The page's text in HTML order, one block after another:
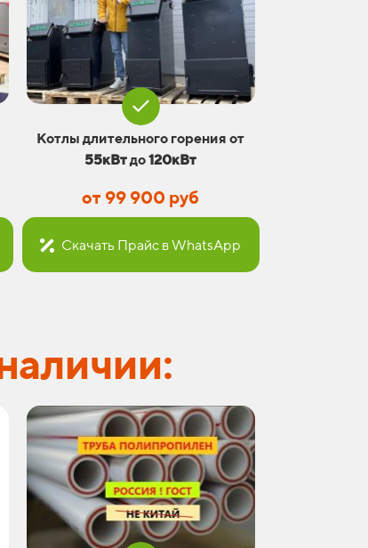
Котлы длительного горения от
55кВтдо120кВт
от 99 900 руб
Скачать Прайс в WhatsApp